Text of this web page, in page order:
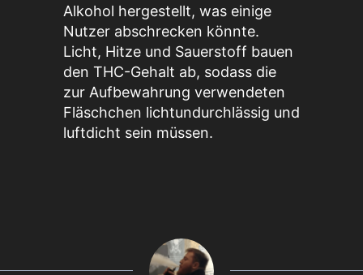
Alkohol hergestellt, was einige
Nutzer abschrecken könnte.
Licht, Hitze und Sauerstoff bauen
den THC-Gehalt ab, sodass die
zur Aufbewahrung verwendeten
Fläschchen lichtundurchlässig und
luftdicht sein müssen.